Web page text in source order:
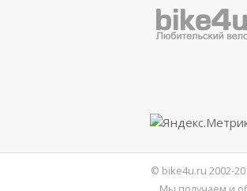
© bike4u.ru 2002-